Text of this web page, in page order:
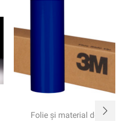
de rulare de până la 1524
film pe aproape orice
oferă
opt ani de protecție pe
Folie și material de